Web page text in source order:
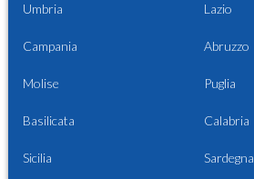
Umbria Lazio
Campania Abruzzo
Molise Puglia
Basilicata Calabria
Sicilia Sardegna